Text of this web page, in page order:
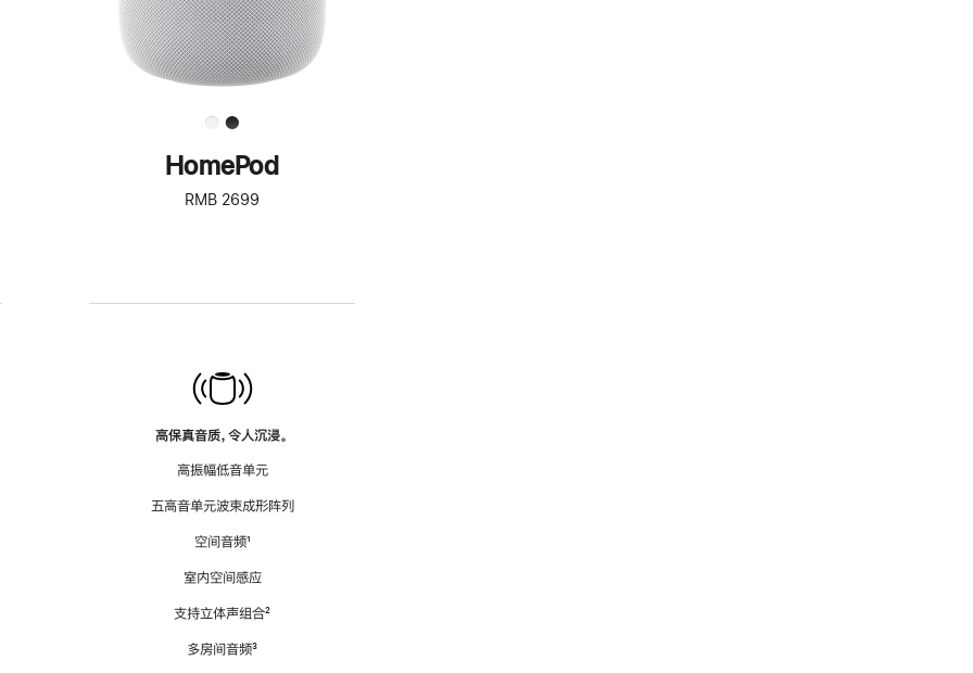
HomePod
RMB 2699
高保真音质，令人沉浸。
高振幅低音单元
五高音单元波束成形阵列
空间音频脚
¹
室内空间感应
支持立体声组合脚
²
多房间音频脚
³